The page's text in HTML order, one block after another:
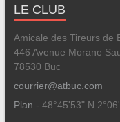
LE CLUB
Amicale des Tireurs de
446 Avenue Morane
78530 Buc
courrier@atbuc.com
Plan - 48°45'53" N